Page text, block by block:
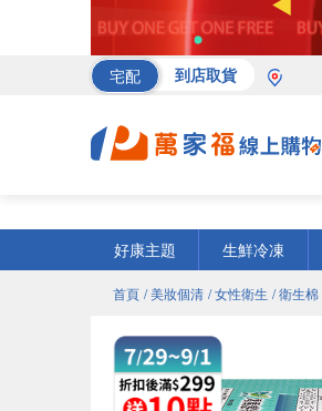
宅配 到店取貨
好康主題
生鮮冷凍
首頁 / 美妝個清 / 女性衛生 / 衛生棉